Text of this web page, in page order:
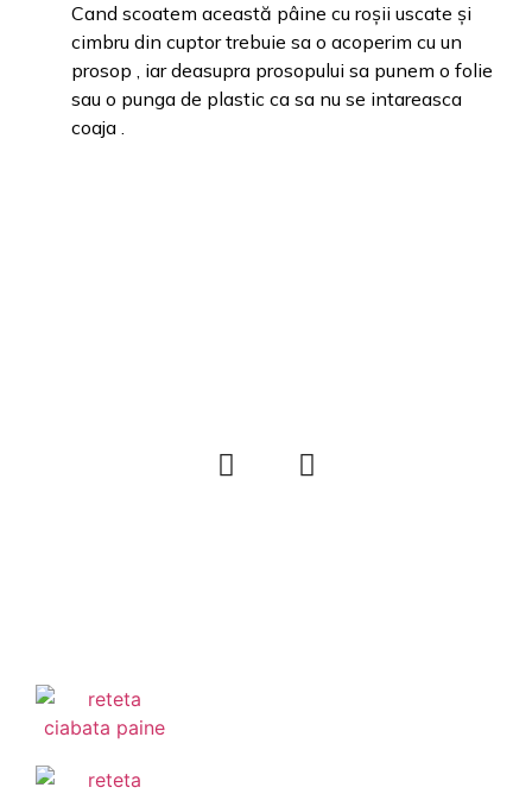
Cand scoatem această pâine cu roșii uscate și
cimbru din cuptor trebuie sa o acoperim cu un
prosop , iar deasupra prosopului sa punem o folie
sau o punga de plastic ca sa nu se intareasca
coaja .